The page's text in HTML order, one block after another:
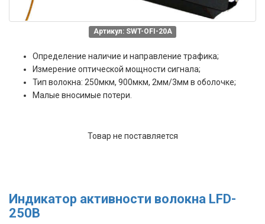
Артикул: SWT-OFI-20A
Определение наличие и направление трафика;
Измерение оптической мощности сигнала;
Тип волокна: 250мкм, 900мкм, 2мм/3мм в оболочке;
Малые вносимые потери.
Товар не поставляется
Индикатор активности волокна LFD-
250B